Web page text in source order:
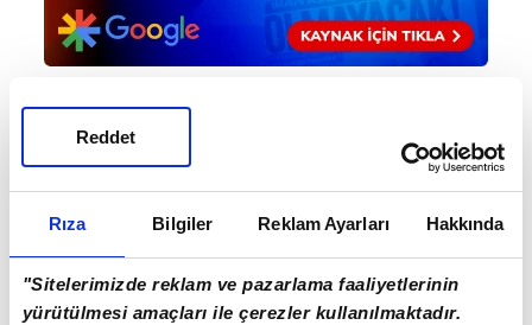
Rıza Bilgiler Reklam Ayarları Hakkında
"Sitelerimizde reklam ve pazarlama faaliyetlerinin
yürütülmesi amaçları ile çerezler kullanılmaktadır.
Reddet
Mete Efendioğlu - Editör
#AYKUT KOCAMAN #AZİZ YILDIRIM #FENERBAHÇE